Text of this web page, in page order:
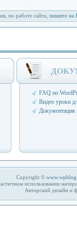
по работе сайта, пишите на
FAQ по
Видео уроки
Документация
Copyright ©
использовании
Авторский дизайн и